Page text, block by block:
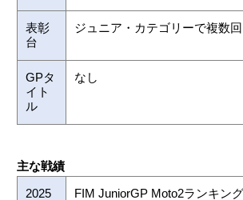
表彰
台
ジュニア・カテゴリーで複数回
GPタ
イト
ル
なし
主な戦績
2025
FIM JuniorGP Moto2ランキン